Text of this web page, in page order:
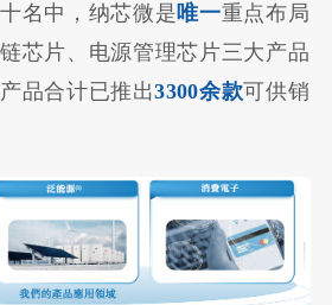
名中，纳芯微是唯一重点布局
芯片、电源管理芯片三大产品
品合计已推出3300余款可供销